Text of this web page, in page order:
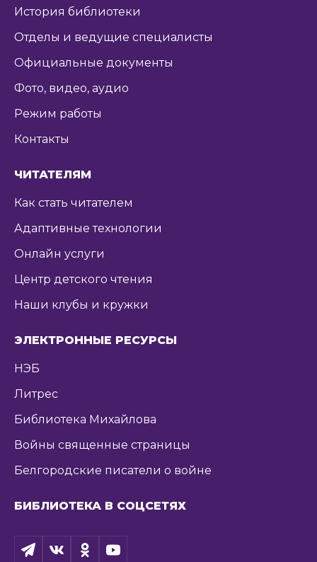
История библиотеки
Отделы и ведущие специалисты
Официальные документы
Фото, видео, аудио
Режим работы
Контакты
ЧИТАТЕЛЯМ
Как стать читателем
Адаптивные технологии
Онлайн услуги
Центр детского чтения
Наши клубы и кружки
ЭЛЕКТРОННЫЕ РЕСУРСЫ
НЭБ
Литрес
Библиотека Михайлова
Войны священные страницы
Белгородские писатели о войне
БИБЛИОТЕКА В СОЦСЕТЯХ